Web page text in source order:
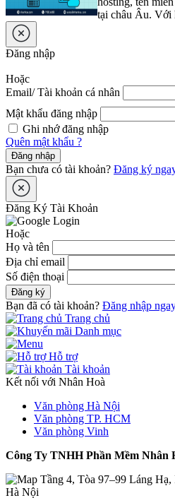
tại châu Âu. Với
Đăng nhập
Hoặc
Email/ Tài khoản cá nhân
Mật khẩu đăng nhập
Ghi nhớ đăng nhập
Quên mật khẩu ?
Đăng nhập
Bạn chưa có tài khoản? Đăng ký
Đăng Ký Tài Khoản
Hoặc
Họ và tên
Địa chỉ email
Số điện thoại
Đăng ký
Bạn đã có tài khoản? Đăng nhập
Trang chủ
Danh mục
Hỗ trợ
Tài khoản
Kết nối với Nhân Hoà
Văn phòng Hà Nội
Văn phòng TP. HCM
Văn phòng Vinh
Công Ty TNHH Phần Mềm Nhân
Tầng 4, Tòa 97–99 Láng
Hà Nội